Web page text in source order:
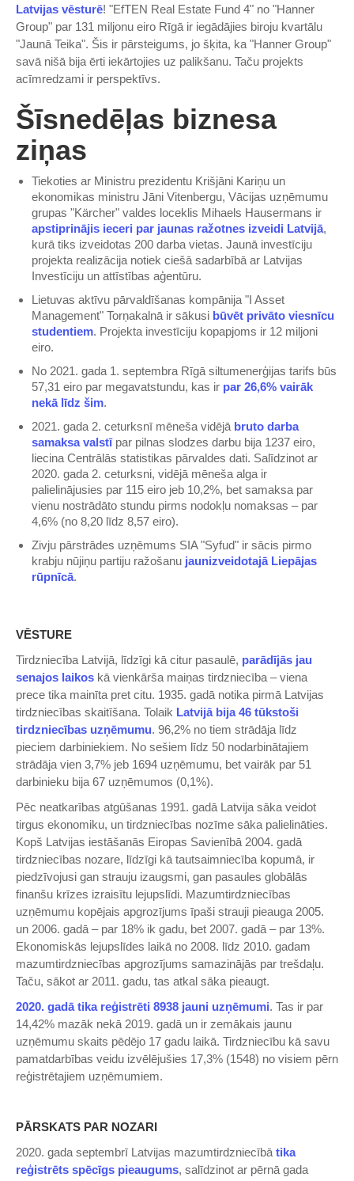
Latvijas vēsturē! "EfTEN Real Estate Fund 4" no "Hanner
Group" par 131 miljonu eiro Rīgā ir iegādājies biroju kvartālu
"Jaunā Teika". Šis ir pārsteigums, jo šķita, ka "Hanner Group"
savā nišā bija ērti iekārtojies uz palikšanu. Taču projekts
acīmredzami ir perspektīvs.
Šīsnedēļas biznesa
ziņas
Tiekoties ar Ministru prezidentu Krišjāni Kariņu un
ekonomikas ministru Jāni Vitenbergu, Vācijas uzņēmumu
grupas "Kärcher" valdes loceklis Mihaels Hausermans ir
apstiprinājis ieceri par jaunas ražotnes izveidi Latvijā,
kurā tiks izveidotas 200 darba vietas. Jaunā investīciju
projekta realizācija notiek ciešā sadarbībā ar Latvijas
Investīciju un attīstības aģentūru.
Lietuvas aktīvu pārvaldīšanas kompānija "I Asset
Management" Torņakalnā ir sākusi būvēt privāto viesnīcu
studentiem. Projekta investīciju kopapjoms ir 12 miljoni
eiro.
No 2021. gada 1. septembra Rīgā siltumenerģijas tarifs būs
57,31 eiro par megavatstundu, kas ir par 26,6% vairāk
nekā līdz šim.
2021. gada 2. ceturksnī mēneša vidējā bruto darba
samaksa valstīpar pilnas slodzes darbu bija 1237 eiro,
liecina Centrālās statistikas pārvaldes dati. Salīdzinot ar
2020. gada 2. ceturksni, vidējā mēneša alga ir
palielinājusies par 115 eiro jeb 10,2%, bet samaksa par
vienu nostrādāto stundu pirms nodokļu nomaksas – par
4,6% (no 8,20 līdz 8,57 eiro).
Zivju pārstrādes uzņēmums SIA "Syfud" ir sācis pirmo
krabju nūjiņu partiju ražošanu jaunizveidotajā Liepājas
rūpnīcā.
VĒSTURE
Tirdzniecība Latvijā, līdzīgi kā citur pasaulē, parādījās jau
senajos laikos kā vienkārša maiņas tirdzniecība ‒ viena
prece tika mainīta pret citu. 1935. gadā notika pirmā Latvijas
tirdzniecības skaitīšana. Tolaik Latvijā bija 46 tūkstoši
tirdzniecības uzņēmumu. 96,2% no tiem strādāja līdz
pieciem darbiniekiem. No sešiem līdz 50 nodarbinātajiem
strādāja vien 3,7% jeb 1694 uzņēmumu, bet vairāk par 51
darbinieku bija 67 uzņēmumos (0,1%).
Pēc neatkarības atgūšanas 1991. gadā Latvija sāka veidot
tirgus ekonomiku, un tirdzniecības nozīme sāka palielināties.
Kopš Latvijas iestāšanās Eiropas Savienībā 2004. gadā
tirdzniecības nozare, līdzīgi kā tautsaimniecība kopumā, ir
piedzīvojusi gan strauju izaugsmi, gan pasaules globālās
finanšu krīzes izraisītu lejupslīdi. Mazumtirdzniecības
uzņēmumu kopējais apgrozījums īpaši strauji pieauga 2005.
un 2006. gadā ‒ par 18% ik gadu, bet 2007. gadā – par 13%.
Ekonomiskās lejupslīdes laikā no 2008. līdz 2010. gadam
mazumtirdzniecības apgrozījums samazinājās par trešdaļu.
Taču, sākot ar 2011. gadu, tas atkal sāka pieaugt.
2020. gadā tika reģistrēti 8938 jauni uzņēmumi. Tas ir par
14,42% mazāk nekā 2019. gadā un ir zemākais jaunu
uzņēmumu skaits pēdējo 17 gadu laikā. Tirdzniecību kā savu
pamatdarbības veidu izvēlējušies 17,3% (1548) no visiem pērn
reģistrētajiem uzņēmumiem.
PĀRSKATS PAR NOZARI
2020. gada septembrī Latvijas mazumtirdzniecībā tika
reģistrēts spēcīgs pieaugums, salīdzinot ar pērnā gada